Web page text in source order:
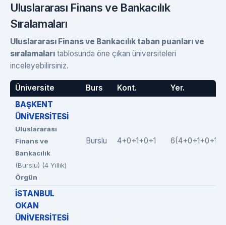
Uluslararası Finans ve Bankacılık
Sıralamaları
Uluslararası Finans ve Bankacılık taban puanları ve
sıralamaları tablosunda öne çıkan üniversiteleri
inceleyebilirsiniz.
Üniversite Burs Kont.
Yer.
BAŞKENT
ÜNİVERSİTESİ
Uluslararası
Finans ve
Bankacılık
(Burslu) (4 Yıllık)
Örgün
Burslu 4+0+1+0+1 6(4+0+1+0+1)
İSTANBUL
OKAN
ÜNİVERSİTESİ